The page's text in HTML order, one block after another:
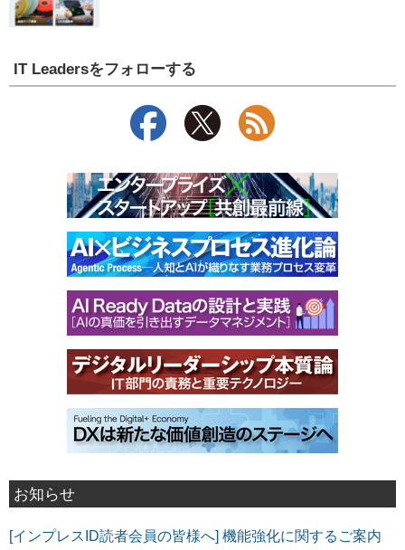
IT Leadersをフォローする
お知らせ
[インプレスID読者会員の皆様へ] 機能強化に関するご案内